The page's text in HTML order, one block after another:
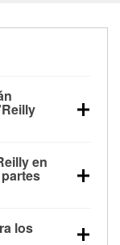
y
Engine”
en
tienda
en
en la
los